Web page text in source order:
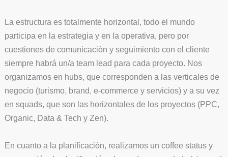
La estructura es totalmente horizontal, todo el mundo
participa en la estrategia y en la operativa, pero por
cuestiones de comunicación y seguimiento con el cliente
siempre habrá un/a team lead para cada proyecto. Nos
organizamos en hubs, que corresponden a las verticales de
negocio (turismo, brand, e-commerce y servicios) y a su vez
en squads, que son las horizontales de los proyectos (PPC,
Organic, Data & Tech y Zen).
En cuanto a la planificación, realizamos un coffee status y